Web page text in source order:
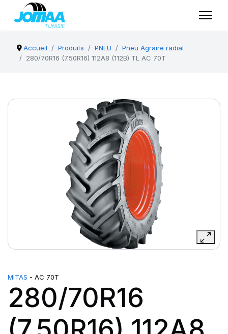
Accueil Produits PNEU
Pneu Agraire radial
280/70R16 (7.50R16) 112A8 (112B) TL AC 70T
MITAS - AC 70T
280/70R16